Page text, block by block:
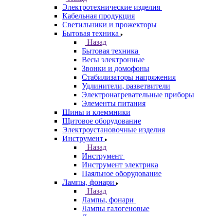
Электротехнические изделия
Кабельная продукция
Светильники и прожекторы
Бытовая техника
Назад
Бытовая техника
Весы электронные
Звонки и домофоны
Стабилизаторы напряжения
Удлинители, разветвители
Электронагревательные приборы
Элементы питания
Шины и клеммники
Щитовое оборудование
Электроустановочные изделия
Инструмент
Назад
Инструмент
Инструмент электрика
Паяльное оборудование
Лампы, фонари
Назад
Лампы, фонари
Лампы галогеновые